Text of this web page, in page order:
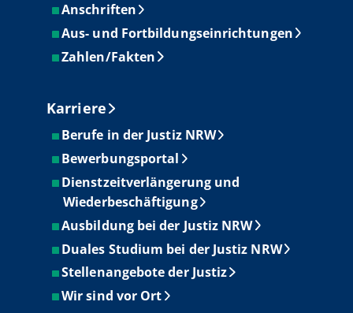
Anschriften
Aus- und Fortbildungseinrichtungen
Zahlen/Fakten
Karriere
Berufe in der Justiz NRW
Bewerbungsportal
Dienstzeitverlängerung und
Wiederbeschäftigung
Ausbildung bei der Justiz NRW
Duales Studium bei der Justiz NRW
Stellenangebote der Justiz
Wir sind vor Ort